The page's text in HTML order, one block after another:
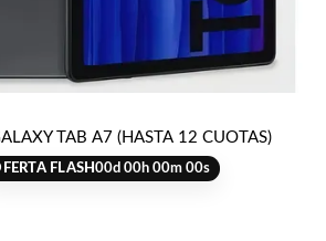
TAB A7 (HASTA 12 CUOTAS)
FLASH00d00h00m00s